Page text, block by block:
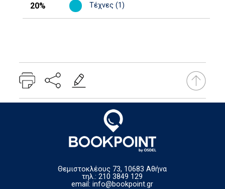
20% Τέχνες (1)
Θεμιστοκλέους 73, 10683 Αθήνα
τηλ.: 210 3849 129
email:info@bookpoint.gr